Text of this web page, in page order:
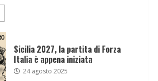
Sicilia 2027, la partita di Forza
Italia è appena iniziata
24 agosto 2025